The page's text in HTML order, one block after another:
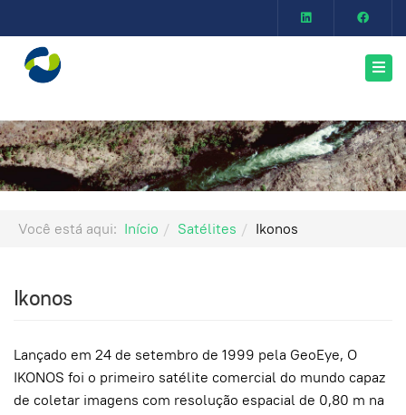
Você está aqui: Início Satélites Ikonos
Ikonos
Lançado em 24 de setembro de 1999 pela GeoEye, O
IKONOS foi o primeiro satélite comercial do mundo capaz
de coletar imagens com resolução espacial de 0,80 m na